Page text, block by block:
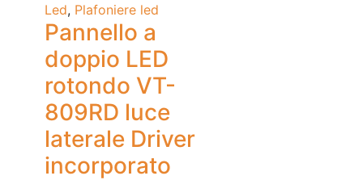
Led, Plafoniere led
Pannello a
doppio LED
rotondo VT-
809RD luce
laterale Driver
incorporato